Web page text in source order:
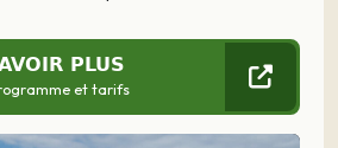
PLUS
et tarifs